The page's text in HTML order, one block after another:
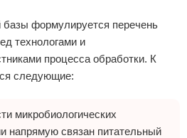
базы формулируется перечень
технологами и
процесса обработки. К
следующие:
микробиологических
напрямую связан питательный